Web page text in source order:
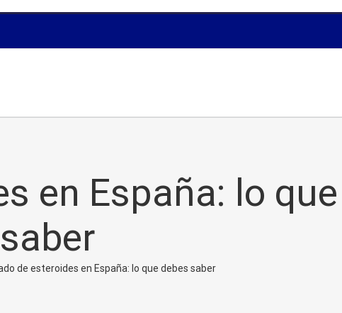
en España: lo
saber
de esteroides en España: lo que debes saber